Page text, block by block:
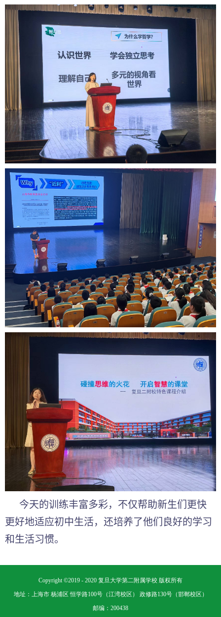
今天的训练丰富多彩，不仅帮助新生们更快
更好地适应初中生活，还培养了他们 良好的学习
和生活习惯。
Copyright ©2019 - 2020 复旦大学第二附属学校 版权所有
地址：上海市 杨浦区 恒学路100号（江湾校区） 政修路130号（邯郸校区）
邮编：200438